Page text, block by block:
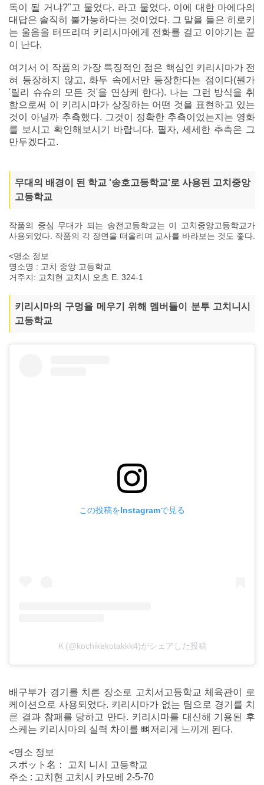
독이 될 거냐?"고 물었다. 라고 물었다. 이에 대한 마에다의
대답은 솔직히 불가능하다는 것이었다. 그 말을 들은 히로키
는 울음을 터뜨리며 키리시마에게 전화를 걸고 이야기는 끝
이 난다.
여기서 이 작품의 가장 특징적인 점은 핵심인 키리시마가 전
혀 등장하지 않고, 화두 속에서만 등장한다는 점이다(뭔가
'릴리 슈슈의 모든 것'을 연상케 한다). 나는 그런 방식을 취
함으로써 이 키리시마가 상징하는 어떤 것을 표현하고 있는
것이 아닐까 추측했다. 그것이 정확한 추측이었는지는 영화
를 보시고 확인해보시기 바랍니다. 필자, 세세한 추측은 그
만두겠다고.
무대의 배경이 된 학교 '송호고등학교'로 사용된 고치중앙
고등학교
작품의 중심 무대가 되는 송전고등학교는 이 고치중앙고등학교가
사용되었다. 작품의 각 장면을 떠올리며 교사를 바라보는 것도 좋다.
<명소 정보
명소명 : 고치 중앙 고등학교
거주지: 고치현 고치시 오츠 E. 324-1
키리시마의 구멍을 메우기 위해 멤버들이 분투 고치니시
고등학교
この投稿をInstagramで見る
Ｋ(@kochikekotakkk4)がシェアした投稿
배구부가 경기를 치른 장소로 고치서고등학교 체육관이 로
케이션으로 사용되었다. 키리시마가 없는 팀으로 경기를 치
른 결과 참패를 당하고 만다. 키리시마를 대신해 기용된 후
스케는 키리시마의 실력 차이를 뼈저리게 느끼게 된다.
<명소 정보
スポット名： 고치 니시 고등학교
주소 : 고치현 고치시 카모베 2-5-70